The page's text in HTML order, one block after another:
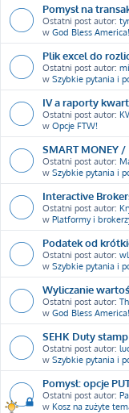
Pomysł na
Ostatni post autor:
w God Bless America!
Plik excel do
Ostatni post autor:
w Szybkie pytania i
IV a raporty
Ostatni post autor:
w Opcje FTW!
SMART MONEY
Ostatni post autor:
w Szybkie pytania i
Interactive
Ostatni post autor:
w Platformy i
Podatek od
Ostatni post autor:
w Szybkie pytania i
Wyliczanie
Ostatni post autor:
w God Bless America!
SEHK Duty stamp
Ostatni post autor:
w Szybkie pytania i
Pomysł: opcje
Ostatni post autor:
w Kosz na zużyte